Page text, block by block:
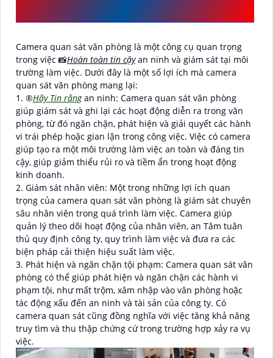
Camera quan sát văn phòng là một công cụ quan trọng
trong việc 📸Hoàn toàn tin cậyan ninh và giám sát tại môi
trường làm việc. Dưới đây là một số lợi ích mà camera
quan sát văn phòng mang lại:
1. ®️Hãy Tin rằngan ninh: Camera quan sát văn phòng
giúp giám sát và ghi lại các hoạt động diễn ra trong văn
phòng, từ đó ngăn chặn, phát hiện và giải quyết các hành
vi trái phép hoặc gian lận trong công việc. Việc có camera
giúp tạo ra một môi trường làm việc an toàn và đáng tin
cậy, giúp giảm thiểu rủi ro và tiềm ẩn trong hoạt động
kinh doanh.
2. Giám sát nhân viên: Một trong những lợi ích quan
trọng của camera quan sát văn phòng là giám sát chuyên
sâu nhân viên trong quá trình làm việc. Camera giúp
quản lý theo dõi hoạt động của nhân viên, an Tâm tuân
thủ quy định công ty, quy trình làm việc và đưa ra các
biện pháp cải thiện hiệu suất làm việc.
3. Phát hiện và ngăn chặn tội phạm: Camera quan sát văn
phòng có thể giúp phát hiện và ngăn chặn các hành vi
phạm tội, như mất trộm, xâm nhập vào văn phòng hoặc
tác động xấu đến an ninh và tài sản của công ty. Có
camera quan sát cũng đồng nghĩa với việc tăng khả năng
truy tìm và thu thập chứng cứ trong trường hợp xảy ra vụ
việc.